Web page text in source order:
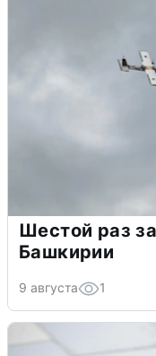
Шестой раз
Башкирии
9 августа 1